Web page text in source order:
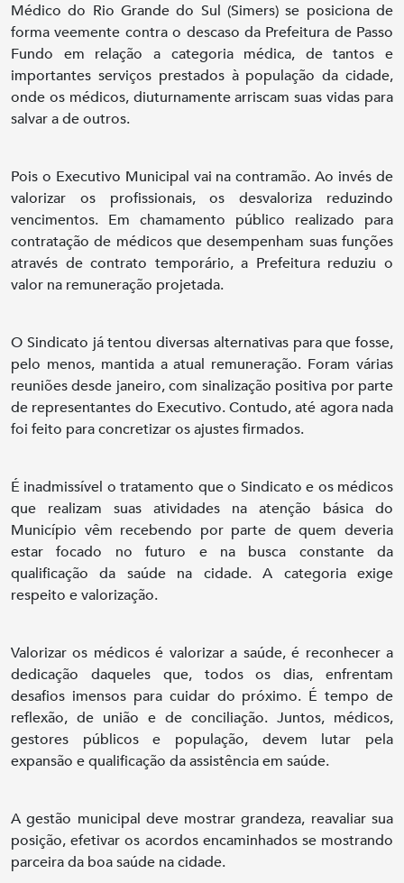
Médico do Rio Grande do Sul (Simers) se posiciona de
forma veemente contra o descaso da Prefeitura de Passo
Fundo em relação a categoria médica, de tantos e
importantes serviços prestados à população da cidade,
onde os médicos, diuturnamente arriscam suas vidas para
salvar a de outros.
Pois o Executivo Municipal vai na contramão. Ao invés de
valorizar os profissionais, os desvaloriza reduzindo
vencimentos. Em chamamento público realizado para
contratação de médicos que desempenham suas funções
através de contrato temporário, a Prefeitura reduziu o
valor na remuneração projetada.
O Sindicato já tentou diversas alternativas para que fosse,
pelo menos, mantida a atual remuneração. Foram várias
reuniões desde janeiro, com sinalização positiva por parte
de representantes do Executivo. Contudo, até agora nada
foi feito para concretizar os ajustes firmados.
É inadmissível o tratamento que o Sindicato e os médicos
que realizam suas atividades na atenção básica do
Município vêm recebendo por parte de quem deveria
estar focado no futuro e na busca constante da
qualificação da saúde na cidade. A categoria exige
respeito e valorização.
Valorizar os médicos é valorizar a saúde, é reconhecer a
dedicação daqueles que, todos os dias, enfrentam
desafios imensos para cuidar do próximo. É tempo de
reflexão, de união e de conciliação. Juntos, médicos,
gestores públicos e população, devem lutar pela
expansão e qualificação da assistência em saúde.
A gestão municipal deve mostrar grandeza, reavaliar sua
posição, efetivar os acordos encaminhados se mostrando
parceira da boa saúde na cidade.